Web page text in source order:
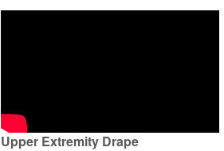
Upper Extremity Drape